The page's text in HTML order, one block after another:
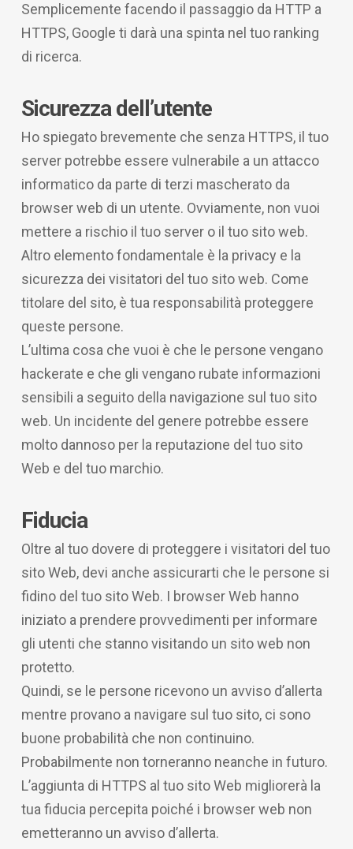
Semplicemente facendo il passaggio da HTTP a
HTTPS, Google ti darà una spinta nel tuo ranking
di ricerca.
Sicurezza dell’utente
Ho spiegato brevemente che senza HTTPS, il tuo
server potrebbe essere vulnerabile a un attacco
informatico da parte di terzi mascherato da
browser web di un utente. Ovviamente, non vuoi
mettere a rischio il tuo server o il tuo sito web.
Altro elemento fondamentale è la privacy e la
sicurezza dei visitatori del tuo sito web. Come
titolare del sito, è tua responsabilità proteggere
queste persone.
L’ultima cosa che vuoi è che le persone vengano
hackerate e che gli vengano rubate informazioni
sensibili a seguito della navigazione sul tuo sito
web. Un incidente del genere potrebbe essere
molto dannoso per la reputazione del tuo sito
Web e del tuo marchio.
Fiducia
Oltre al tuo dovere di proteggere i visitatori del tuo
sito Web, devi anche assicurarti che le persone si
fidino del tuo sito Web. I browser Web hanno
iniziato a prendere provvedimenti per informare
gli utenti che stanno visitando un sito web non
protetto.
Quindi, se le persone ricevono un avviso d’allerta
mentre provano a navigare sul tuo sito, ci sono
buone probabilità che non continuino.
Probabilmente non torneranno neanche in futuro.
L’aggiunta di HTTPS al tuo sito Web migliorerà la
tua fiducia percepita poiché i browser web non
emetteranno un avviso d’allerta.